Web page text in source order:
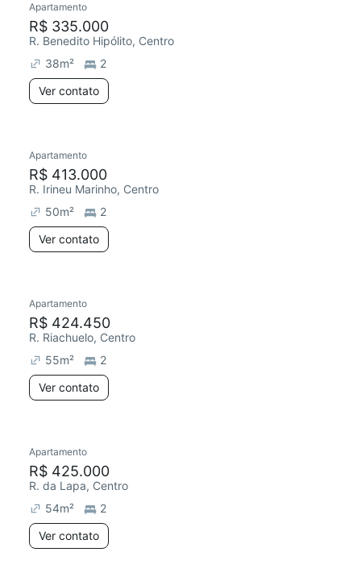
Chegou este mês
Apartamento
R$ 335.000
R. Benedito Hipólito, Centro
38m²
2
Ver contato
Redecorar
Apartamento
R$ 413.000
R. Irineu Marinho, Centro
50m²
2
Ver contato
Redecorar
Apartamento
R$ 424.450
R. Riachuelo, Centro
55m²
2
Ver contato
Redecorar
Apartamento
R$ 425.000
R. da Lapa, Centro
54m²
2
Ver contato